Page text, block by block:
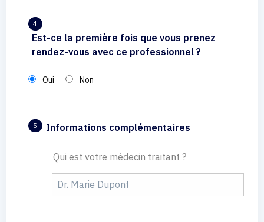
4
Est-ce la première fois que vous prenez
rendez-vous avec ce professionnel ?
Oui Non
5 Informations complémentaires
Qui est votre médecin traitant ?